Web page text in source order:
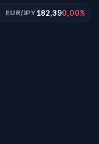
EUR/JPY182,390,00%